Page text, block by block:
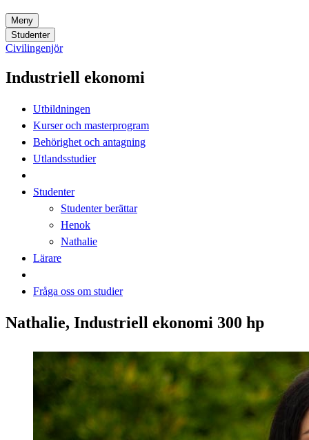
Meny
Studenter
Civilingenjör
Industriell ekonomi
Utbildningen
Kurser och masterprogram
Behörighet och antagning
Utlandsstudier
Studenter
Studenter berättar
Henok
Nathalie
Lärare
Fråga oss om studier
Nathalie, Industriell ekonomi 300 hp